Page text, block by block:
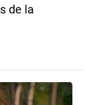
de la